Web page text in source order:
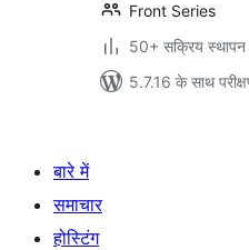
Front Series
50+ सक्रिय स्थापन
5.7.16 के साथ
बारे में
समाचार
होस्टिंग